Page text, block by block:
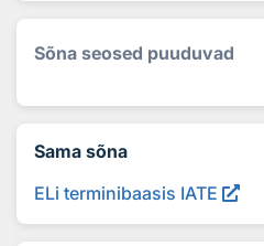
Sõna seosed puuduvad
Sama sõna
ELi terminibaasis IATE